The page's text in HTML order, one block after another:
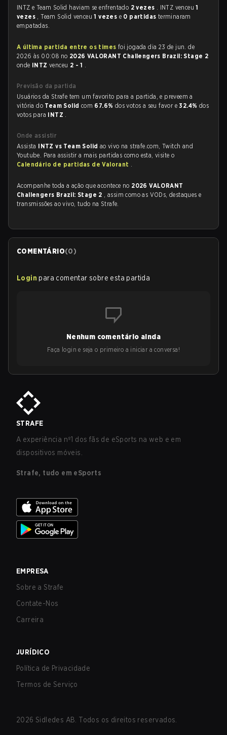
INTZ e Team Solid haviam se enfrentado 2 vezes . INTZ venceu1
vezes , Team Solid venceu1 vezes e 0 partidas terminaram
empatadas.
A última partida entre os times foi jogada dia 23 de jun. de
2026 às 00:08 no 2026 VALORANT Challengers Brazil: Stage 2
onde INTZ venceu 2 - 1 .
Previsão da partida
Usuários da Strafe tem um favorito para a partida, e preveem a
vitória do Team Solid com 67.6% dos votos a seu favor e32.4% dos
votos para INTZ .
Onde assistir
Assista INTZ vs Team Solid ao vivo na strafe.com, Twitch and
Youtube. Para assistir a mais partidas como esta, visite o
Calendário de partidas de Valorant .
Acompanhe toda a ação que acontece no 2026 VALORANT
Challengers Brazil: Stage 2 , assim como as VODs, destaques e
transmissões ao vivo, tudo na Strafe.
COMENTÁRIO(0)
Login para comentar sobre esta partida
Nenhum comentário ainda
Faça login e seja o primeiro a iniciar a conversa!
STRAFE
A experiência nº1 dos fãs de eSports na web e em
dispositivos móveis.
Strafe, tudo em eSports
EMPRESA
Sobre a Strafe
Contate-Nos
Carreira
JURÍDICO
Política de Privacidade
Termos de Serviço
2026 Sidledes AB. Todos os direitos reservados.